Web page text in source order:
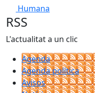
Humana
RSS
L'actualitat a un clic
Agenda
Agenda política
Avisos